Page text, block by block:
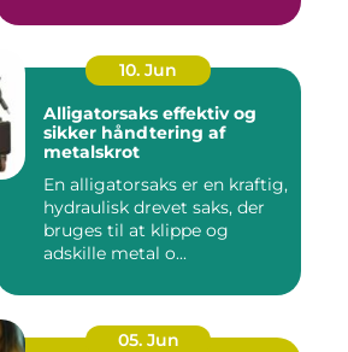
10. Jun
Alligatorsaks effektiv og
sikker håndtering af
metalskrot
En alligatorsaks er en kraftig,
hydraulisk drevet saks, der
bruges til at klippe og
adskille metal o...
05. Jun